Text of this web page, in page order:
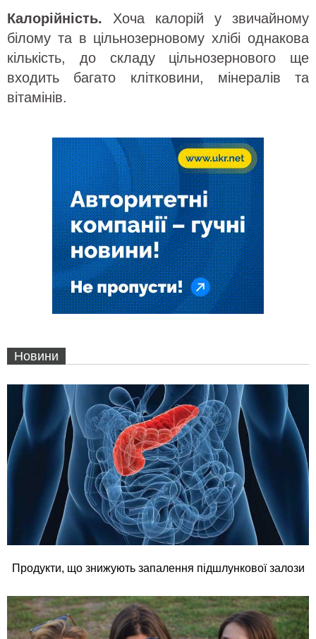
Калорійність. Хоча калорій у звичайному
білому та в цільнозерновому хлібі однакова
кількість, до складу цільнозернового ще
входить багато клітковини, мінералів та
вітамінів.
Новини
Продукти, що знижують запалення підшлункової залози